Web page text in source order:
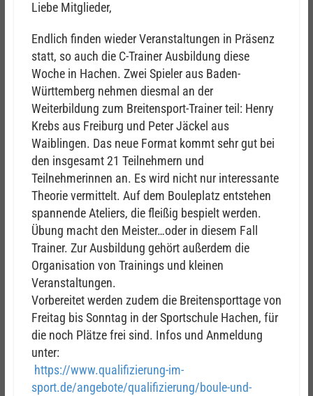
Liebe Mitglieder,
Endlich finden wieder Veranstaltungen in Präsenz
statt, so auch die C-Trainer Ausbildung diese
Woche in Hachen. Zwei Spieler aus Baden-
Württemberg nehmen diesmal an der
Weiterbildung zum Breitensport-Trainer teil: Henry
Krebs aus Freiburg und Peter Jäckel aus
Waiblingen. Das neue Format kommt sehr gut bei
den insgesamt 21 Teilnehmern und
Teilnehmerinnen an. Es wird nicht nur interessante
Theorie vermittelt. Auf dem Bouleplatz entstehen
spannende Ateliers, die fleißig bespielt werden.
Übung macht den Meister…oder in diesem Fall
Trainer. Zur Ausbildung gehört außerdem die
Organisation von Trainings und kleinen
Veranstaltungen.
Vorbereitet werden zudem die Breitensporttage von
Freitag bis Sonntag in der Sportschule Hachen, für
die noch Plätze frei sind. Infos und Anmeldung
unter:
https://www.qualifizierung-im-
sport.de/angebote/qualifizierung/boule-und-